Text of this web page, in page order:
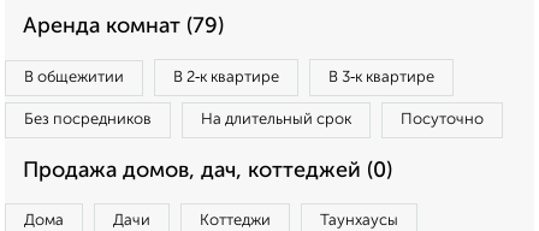
Аренда комнат (79)
В общежитии В 2‑к квартире В 3‑к квартире
Без посредников На длительный срок Посуточно
Продажа домов, дач, коттеджей (0)
Дома Дачи Коттеджи Таунхаусы